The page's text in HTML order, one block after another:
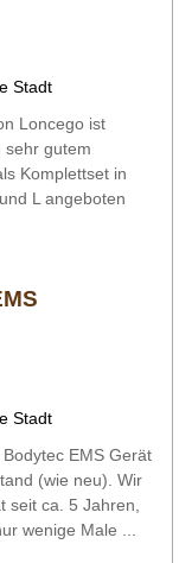
Stadt
Loncego ist
sehr gutem
Komplettset in
L angeboten
Stadt
EMS Gerät
(wie neu). Wir
seit ca. 5 Jahren,
wenige Male ...